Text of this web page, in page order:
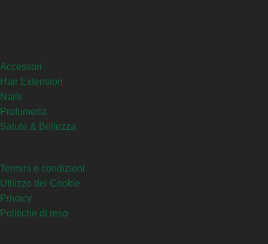
Accessori
Hair Extension
Nails
Profumeria
Salute & Bellezza
Termini e condizioni
Utilizzo dei Cookie
Privacy
Politiche di reso